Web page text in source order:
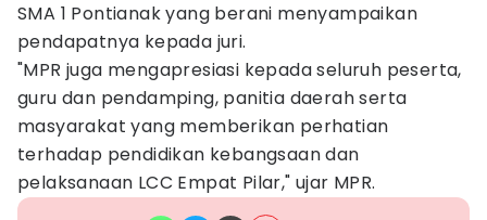
SMA 1 Pontianak yang berani menyampaikan
pendapatnya kepada juri.
"MPR juga mengapresiasi kepada seluruh peserta,
guru dan pendamping, panitia daerah serta
masyarakat yang memberikan perhatian
terhadap pendidikan kebangsaan dan
pelaksanaan LCC Empat Pilar," ujar MPR.